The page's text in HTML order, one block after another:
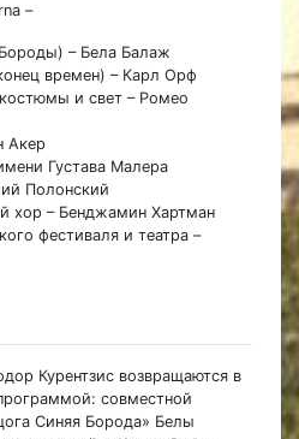
–
– Бела Балаж
времен) – Карл Орф
и свет – Ромео
Акер
Густава Малера
Полонский
хор – Бенджамин Хартман
фестиваля и театра –
Курентзис возвращаются в
совместной
Синяя Борода» Белы